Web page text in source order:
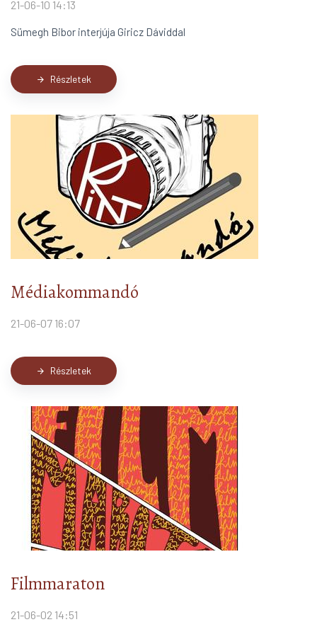
21-06-10 14:13
Sümegh Bibor interjúja Giricz Dáviddal
arrow_forward Részletek
Médiakommandó
21-06-07 16:07
arrow_forward Részletek
Filmmaraton
21-06-02 14:51